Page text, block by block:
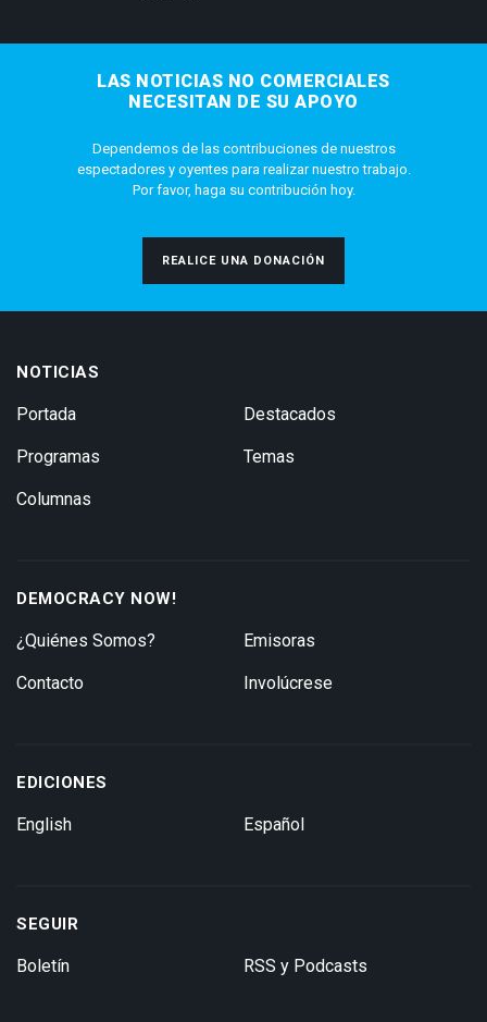
LAS NOTICIAS NO COMERCIALES
NECESITAN DE SU APOYO
Dependemos de las contribuciones de nuestros
espectadores y oyentes para realizar nuestro trabajo.
Por favor, haga su contribución hoy.
REALICE UNA DONACIÓN
NOTICIAS
Portada
Programas
Columnas
Destacados
Temas
DEMOCRACY NOW!
¿Quiénes Somos?
Contacto
Emisoras
Involúcrese
EDICIONES
English Español
SEGUIR
Boletín RSS y Podcasts